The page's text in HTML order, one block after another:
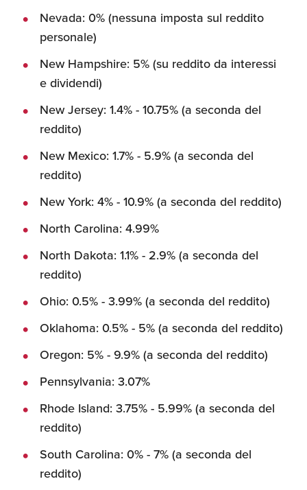
Nevada: 0% (nessuna imposta sul reddito
personale)
New Hampshire: 5% (su reddito da interessi
e dividendi)
New Jersey: 1.4% - 10.75% (a seconda del
reddito)
New Mexico: 1.7% - 5.9% (a seconda del
reddito)
New York: 4% - 10.9% (a seconda del reddito)
North Carolina: 4.99%
North Dakota: 1.1% - 2.9% (a seconda del
reddito)
Ohio: 0.5% - 3.99% (a seconda del reddito)
Oklahoma: 0.5% - 5% (a seconda del reddito)
Oregon: 5% - 9.9% (a seconda del reddito)
Pennsylvania: 3.07%
Rhode Island: 3.75% - 5.99% (a seconda del
reddito)
South Carolina: 0% - 7% (a seconda del
reddito)